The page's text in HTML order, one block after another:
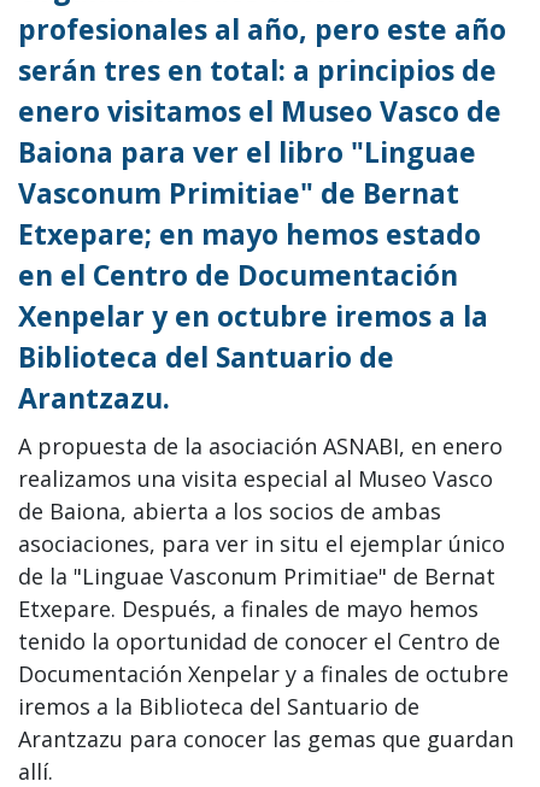
profesionales al año, pero este año
serán tres en total: a principios de
enero visitamos el Museo Vasco de
Baiona para ver el libro "Linguae
Vasconum Primitiae" de Bernat
Etxepare; en mayo hemos estado
en el Centro de Documentación
Xenpelar y en octubre iremos a la
Biblioteca del Santuario de
Arantzazu.
A propuesta de la asociación ASNABI, en enero
realizamos una visita especial al Museo Vasco
de Baiona, abierta a los socios de ambas
asociaciones, para ver in situ el ejemplar único
de la "Linguae Vasconum Primitiae" de Bernat
Etxepare. Después, a finales de mayo hemos
tenido la oportunidad de conocer el Centro de
Documentación Xenpelar y a finales de octubre
iremos a la Biblioteca del Santuario de
Arantzazu para conocer las gemas que guardan
allí.